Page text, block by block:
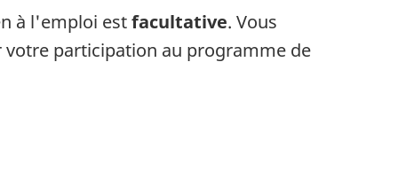
à l'emploi estfacultative. Vous
votre participation au programme de